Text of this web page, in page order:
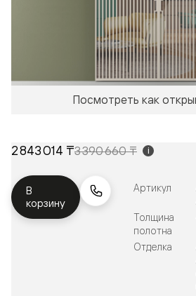
Посмотреть как
2 843 014 ₸3 390 660 ₸ i
В
корзину
Артикул
Толщина
полотна
Отделка